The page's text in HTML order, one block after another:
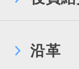
沿革